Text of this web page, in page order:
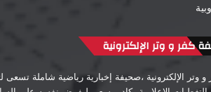
كفر و وتر الإلكترونية
وتر الإلكترونية ،صحيفة إخبارية رياضية شاملة